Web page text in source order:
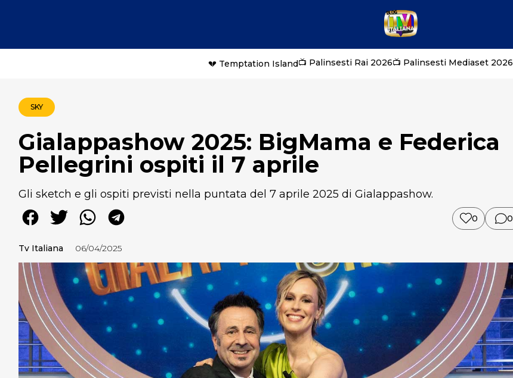
💔 Temptation Island📺 Palinsesti Rai 2026📺 Palinsesti Mediaset 2026
SKY
Gialappashow 2025: BigMama e Federica
Pellegrini ospiti il 7 aprile
Gli sketch e gli ospiti previsti nella puntata del 7 aprile 2025 di Gialappashow.
0 0
Tv Italiana 06/04/2025